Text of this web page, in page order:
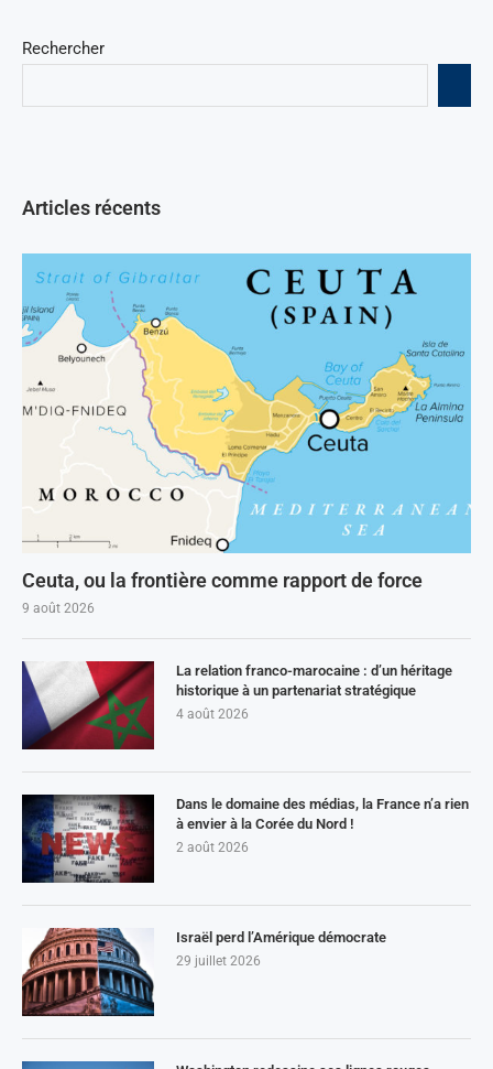
Rechercher
Articles récents
Ceuta, ou la frontière comme rapport de force
9 août 2026
La relation franco-marocaine : d’un héritage
historique à un partenariat stratégique
4 août 2026
Dans le domaine des médias, la France n’a rien
à envier à la Corée du Nord !
2 août 2026
Israël perd l’Amérique démocrate
29 juillet 2026